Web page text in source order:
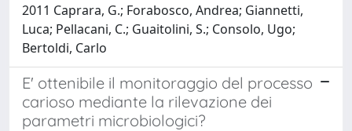
2011 Caprara, G.; Forabosco, Andrea; Giannetti,
Luca; Pellacani, C.; Guaitolini, S.; Consolo, Ugo;
Bertoldi, Carlo
E' ottenibile il monitoraggio del processo
carioso mediante la rilevazione dei
parametri microbiologici?